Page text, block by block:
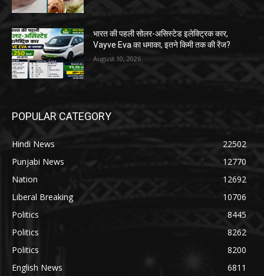
भारत की पहली सोलर-असिस्टेड इलेक्ट्रिक कार,
Vayve Eva का धमाका, इतने किमी तक की रेंज?
August 10, 2026
POPULAR CATEGORY
Hindi News
22502
Punjabi News
12770
Nation
12692
Liberal Breaking
10706
Politics
8445
Politics
8262
Politics
8200
English News
6811